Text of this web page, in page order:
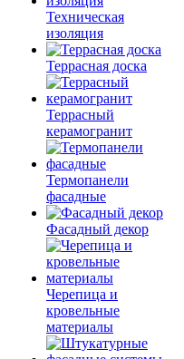
Техническая
изоляция
Террасная доска
Террасный
керамогранит
Термопанели
фасадные
Фасадный декор
Черепица и
кровельные
материалы